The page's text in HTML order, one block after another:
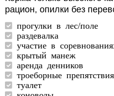
рацион, опилки без
прогулки в лес/поле
раздевалка
участие в
крытый манеж
аренда денников
троеборные препятствия
туалет
коноводы